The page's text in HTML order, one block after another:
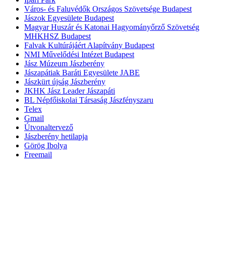
Város- és Faluvédők Országos Szövetsége Budapest
Jászok Egyesülete Budapest
Magyar Huszár és Katonai Hagyományőrző Szövetség
MHKHSZ Budapest
Falvak Kultúrájáért Alapítvány Budapest
NMI Művelődési Intézet Budapest
Jász Múzeum Jászberény
Jászapátiak Baráti Egyesülete JABE
Jászkürt újság Jászberény
JKHK Jász Leader Jászapáti
BL Népfőiskolai Társaság Jászfényszaru
Telex
Gmail
Útvonaltervező
Jászberény hetilapja
Görög Ibolya
Freemail